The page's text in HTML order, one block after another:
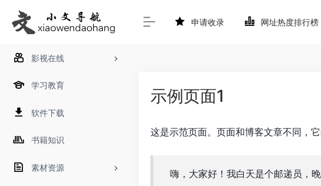
影视在线
学习教育
软件下载
书籍知识
素材资源
申请收录 网址热度排行榜
示例页面1
这是示范页面。页面和博客文章不同，
嗨，大家好！我白天是个邮递员，